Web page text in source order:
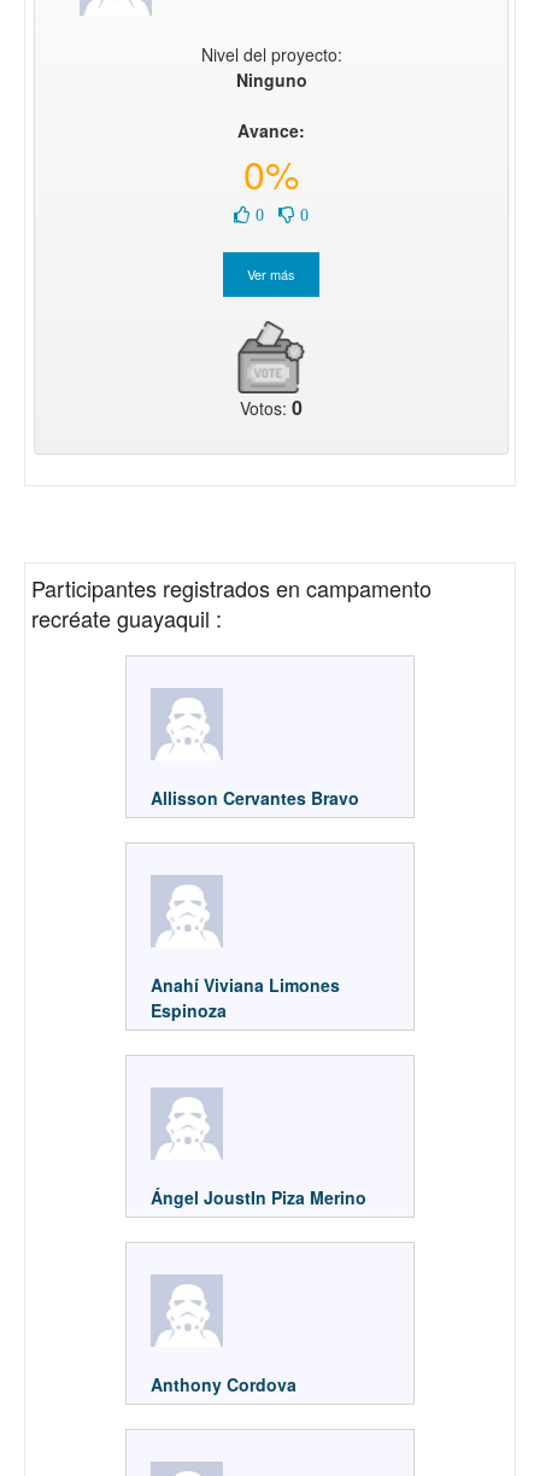
Nivel del proyecto:
Ninguno
Avance:
0%
0 0
Votos: 0
Participantes registrados en campamento
recréate guayaquil :
Allisson Cervantes Bravo
Anahí Viviana Limones
Espinoza
Ángel JoustIn Piza Merino
Anthony Cordova